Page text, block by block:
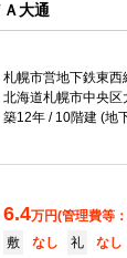
Ａ大通
札幌市営地下鉄東
北海道札幌市中央区
築12年
10階建 (地
6.4万円(管理費等
敷
なし 礼
なし